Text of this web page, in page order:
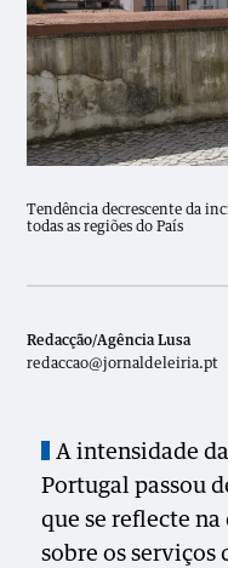
Tendência decrescente da
todas as regiões do País
Redacção/Agência Lusa
redaccao@jornaldeleiria.pt
A intensidade
Portugal passou
que se reflecte
sobre os serviços